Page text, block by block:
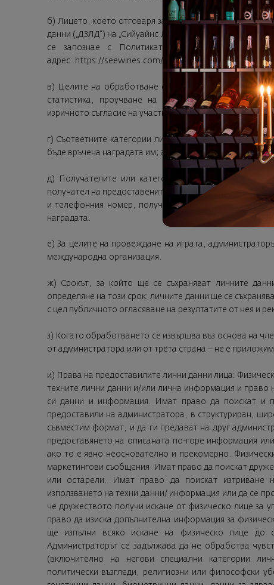
б) Лицето, което отговаря за защита на личните
данни („ДЗЛД“) на „Сийуайнс Логистикс“ ЕООД – М.
се запознае с Политиката за защита на
адрес: https://seewines.com/privacy-protection
в) Целите на обработване са: участие в Играта,
статистика, проучване на пазара и извършване на
изричното съгласие на участниците и спечелилия
г) Съответните категории лични данни: имейл
бъде връчена наградата им; адрес, посочен от
д) Получателите или категориите получатели на
получател на предоставените лични данни, като той
и телефонния номер, получени от печелившия
наградата.
е) За целите на провеждане на играта,
международна организация.
ж) Срокът, за който ще се съхраняват личните
определяне на този срок: личните данни ще се
с цел публичното огласяване на резултатите от нея и
з) Когато обработването се извършва въз основа на
от администратора или от трета страна – не е
и) Права на предоставилите лични данни лица:
техните лични данни и/или лична информация и право
си данни и информация. Имат право да поискат и
предоставили на администратора, в структуриран,
съвместим формат, и да ги предават на друг
предоставянето на описаната по-горе информация
ако то е явно неоснователно и прекомерно.
маркетингови съобщения. Имат право да поискат
или остарели. Имат право да поискат изтриване
използването на техни данни/ информация или да се
че дружеството получи искане от физическо лице за
право да изиска допълнителна информация за
ще изпълни всяко искане на физическо лице до
Администраторът се задължава да не обработва
(включително на негови специални категории
политически възгледи, религиозни или философски